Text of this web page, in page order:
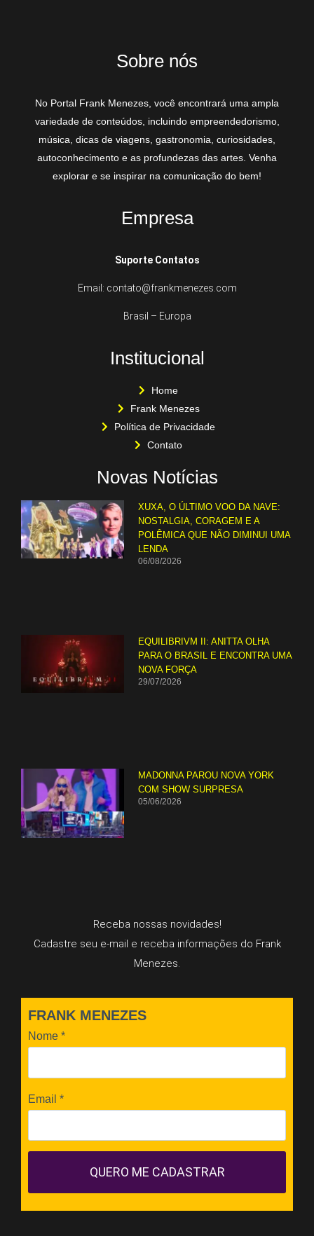
Sobre nós
No Portal Frank Menezes, você encontrará uma ampla
variedade de conteúdos, incluindo empreendedorismo,
música, dicas de viagens, gastronomia, curiosidades,
autoconhecimento e as profundezas das artes. Venha
explorar e se inspirar na comunicação do bem!
Empresa
Suporte Contatos
Email: contato@frankmenezes.com
Brasil – Europa
Institucional
Home
Frank Menezes
Política de Privacidade
Contato
Novas Notícias
XUXA, O ÚLTIMO VOO DA NAVE:
NOSTALGIA, CORAGEM E A
POLÊMICA QUE NÃO DIMINUI UMA
LENDA
06/08/2026
EQUILIBRIVM II: ANITTA OLHA
PARA O BRASIL E ENCONTRA UMA
NOVA FORÇA
29/07/2026
MADONNA PAROU NOVA YORK
COM SHOW SURPRESA
05/06/2026
Receba nossas novidades!
Cadastre seu e-mail e receba informações do Frank
Menezes.
FRANK MENEZES
Nome *
Email *
QUERO ME CADASTRAR